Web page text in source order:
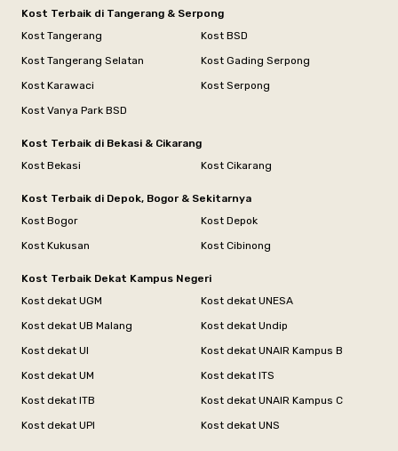
Kost Terbaik di Tangerang & Serpong
Kost Tangerang
Kost BSD
Kost Tangerang Selatan
Kost Gading Serpong
Kost Karawaci
Kost Serpong
Kost Vanya Park BSD
Kost Terbaik di Bekasi & Cikarang
Kost Bekasi
Kost Cikarang
Kost Terbaik di Depok, Bogor & Sekitarnya
Kost Bogor
Kost Depok
Kost Kukusan
Kost Cibinong
Kost Terbaik Dekat Kampus Negeri
Kost dekat UGM
Kost dekat UNESA
Kost dekat UB Malang
Kost dekat Undip
Kost dekat UI
Kost dekat UNAIR Kampus B
Kost dekat UM
Kost dekat ITS
Kost dekat ITB
Kost dekat UNAIR Kampus C
Kost dekat UPI
Kost dekat UNS